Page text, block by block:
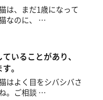
は、まだ1歳になって
なのに、 …
いることがあり、
。
はよく目をシバシバさ
。ご相談 …